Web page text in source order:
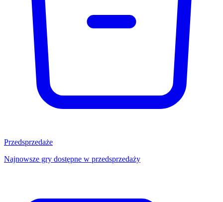
Przedsprzedaże
Najnowsze gry dostępne w przedsprzedaży